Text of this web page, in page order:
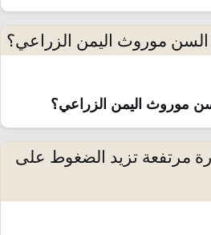
موروث اليمن الزراعي؟